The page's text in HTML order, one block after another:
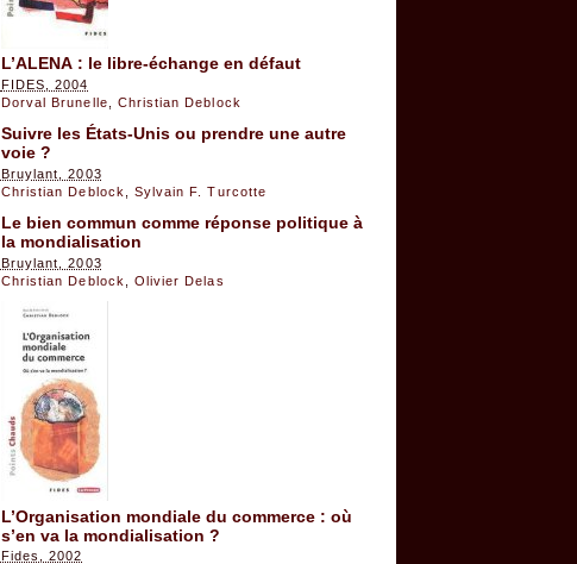
L’ALENA : le libre-échange en défaut
FIDES, 2004
Dorval Brunelle
Christian Deblock
Suivre les États-Unis ou prendre une autre
voie ?
Bruylant, 2003
Christian Deblock
Sylvain F. Turcotte
Le bien commun comme réponse politique à
la mondialisation
Bruylant, 2003
Christian Deblock
Olivier Delas
L’Organisation mondiale du commerce : où
s’en va la mondialisation ?
Fides, 2002